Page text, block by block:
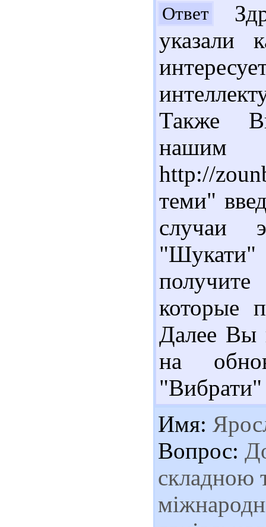
Ответ
указали
Также
нашим
http://
теми"
случаи
"Шукати"
которые
Далее Вы
на
"Вибрати"
Имя:
Вопрос:
складною